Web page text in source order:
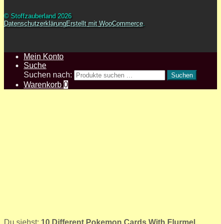
© Stoffzauberland 2026
DatenschutzerklärungErstellt mit WooCommerce.
Mein Konto
Suche
Suchen nach:
Suchen
Warenkorb 0